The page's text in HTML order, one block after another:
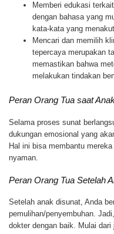
Memberi edukasi
dengan bahasa yang
kata-kata yang
Mencari dan memilih
tepercaya merupakan
memastikan bahwa
melakukan tindakan
Peran Orang Tua saat
Selama proses sunat
dukungan emosional yang
Hal ini bisa membantu
nyaman.
Peran Orang Tua Setelah
Setelah anak disunat, Anda
pemulihan/penyembuhan.
dokter dengan baik. Mulai